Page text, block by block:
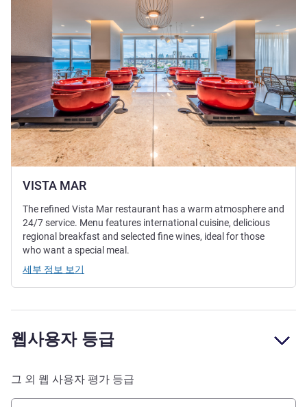
VISTA MAR
The refined Vista Mar restaurant has a warm atmosphere and
24/7 service. Menu features international cuisine, delicious
regional breakfast and selected fine wines, ideal for those
who want a special meal.
세부 정보 보기
웹사용자 등급
그 외 웹 사용자 평가 등급